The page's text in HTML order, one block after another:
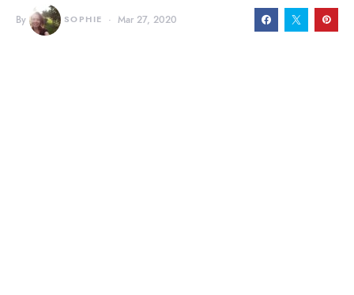
By SOPHIE Mar 27, 2020